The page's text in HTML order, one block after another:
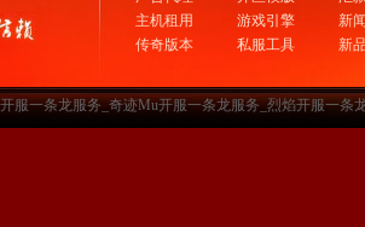
主机租用
传奇版本
游戏引擎
私服工具
新
新
服一条龙服务_奇迹Mu开服一条龙服务_烈焰开服一条